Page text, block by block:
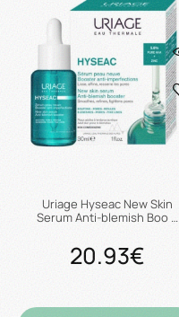
Uriage Hyseac New Skin
Serum Anti-blemish Boo …
20.93€